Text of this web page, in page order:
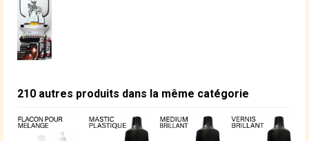
210 autres produits dans la même catégorie